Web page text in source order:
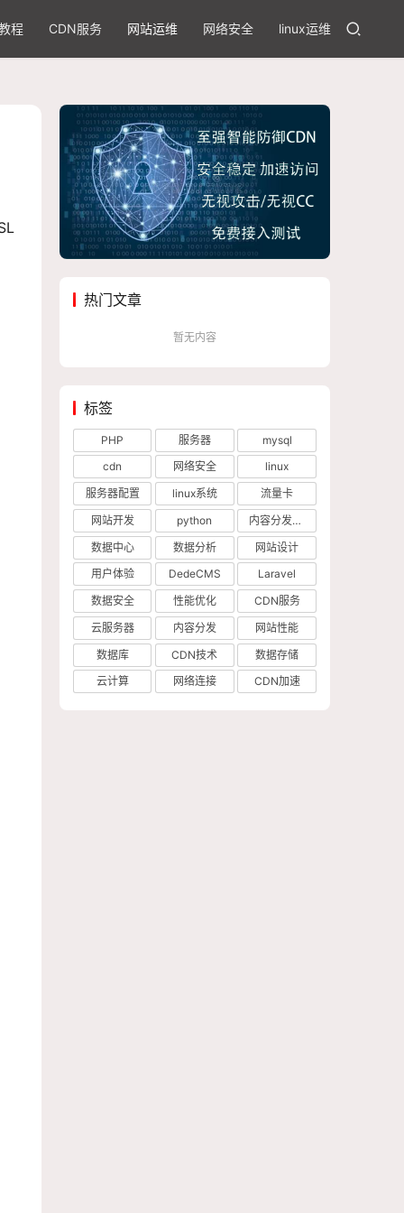
程 CDN服务 网站运维 网络安全 linux运维
热门文章
暂无内容
标签
PHP 服务器
mysql
cdn
网络安全
linux
服务器配置
linux系统
流量卡
网站开发
python
内容分发网络
数据中心
数据分析
网站设计
用户体验
DedeCMS
Laravel
数据安全
性能优化
CDN服务
云服务器
内容分发
网站性能
数据库
CDN技术
数据存储
云计算
网络连接 CDN加速